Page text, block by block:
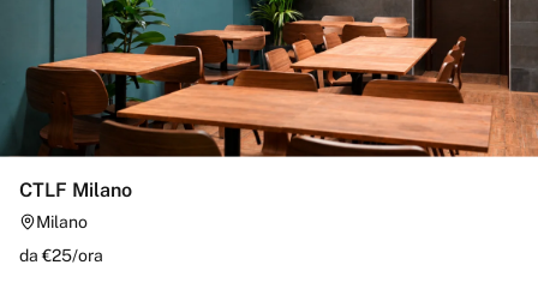
CTLF Milano
Milano
da €25/ora